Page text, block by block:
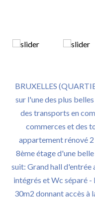
BRUXELLES
sur l'une des plus
des transports en
commerces et des
appartement rénové
8ème étage d'une
suit: Grand hall
intégrés et Wc séparé -
30m2 donnant accès à